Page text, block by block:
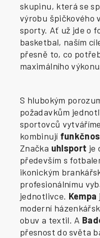
skupinu, která se
výrobu špičkového
sporty. Ať už jde o
basketbal, naším
přesně to, co
maximálního
S hlubokým
požadavkům
sportovců
kombinují
Značka uhlsport je
především s
ikonickým
profesionálnímu
jednotlivce. Kempa
moderní
obuv a textil. A
přesnost do světa